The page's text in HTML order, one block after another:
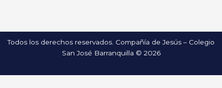
Todos los derechos reservados. Compañía de Jesús – Colegio
San José Barranquilla © 2026